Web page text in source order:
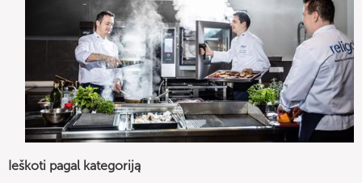
Ieškoti pagal kategoriją